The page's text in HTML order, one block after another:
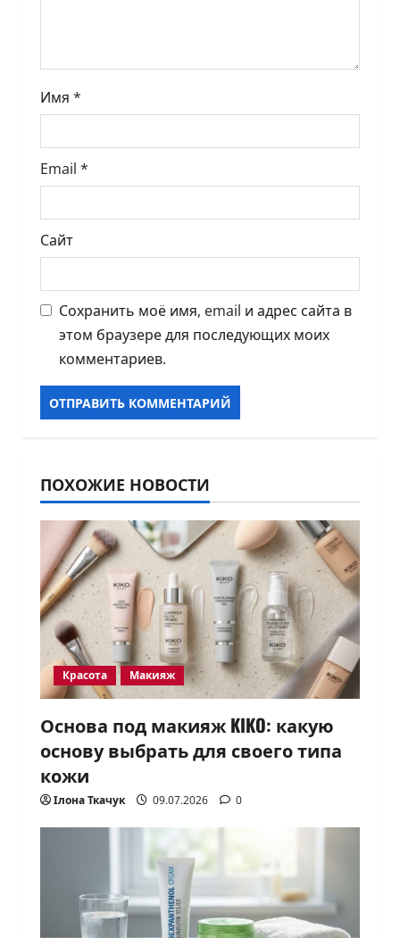
с
я
м
Имя *
Email *
Сайт
Сохранить моё имя, email и адрес сайта в
этом браузере для последующих моих
комментариев.
ПОХОЖИЕ НОВОСТИ
Красота Макияж
Основа под макияж KIKO: какую
основу выбрать для своего типа
кожи
Ілона Ткачук 09.07.2026 0